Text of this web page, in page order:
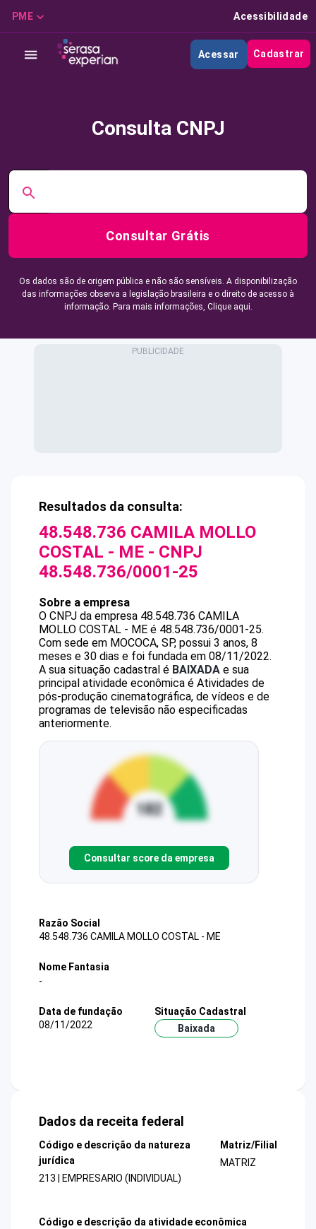
PME Acessibilidade
Acessar Cadastrar
Consulta CNPJ
Consultar Grátis
Os dados são de origem pública e não são sensíveis. A disponibilização
das informações observa a legislação brasileira e o direito de acesso à
informação. Para mais informações, Clique aqui.
Resultados da consulta:
48.548.736 CAMILA MOLLO
COSTAL - ME - CNPJ
48.548.736/0001-25
Sobre a empresa
O CNPJ da empresa 48.548.736 CAMILA
MOLLO COSTAL - ME é 48.548.736/0001-25.
Com sede em MOCOCA, SP, possui 3 anos, 8
meses e 30 dias e foi fundada em 08/11/2022.
A sua situação cadastral é BAIXADA e sua
principal atividade econômica é Atividades de
pós-produção cinematográfica, de vídeos e de
programas de televisão não especificadas
anteriormente.
Consultar score da empresa
Razão Social
48.548.736 CAMILA MOLLO COSTAL - ME
Nome Fantasia
-
Data de fundação
08/11/2022
Situação Cadastral
Baixada
Dados da receita federal
Código e descrição da natureza
jurídica
213 | EMPRESARIO (INDIVIDUAL)
Matriz/Filial
MATRIZ
Código e descrição da atividade econômica